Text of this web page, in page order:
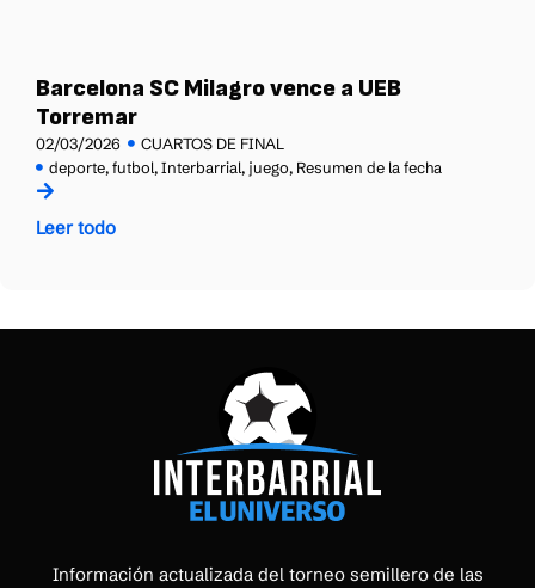
Barcelona SC Milagro vence a UEB
Torremar
02/03/2026
CUARTOS DE FINAL
deporte,futbol,Interbarrial, juego, Resumen de la fecha
Leer todo
Información actualizada del torneo semillero de las